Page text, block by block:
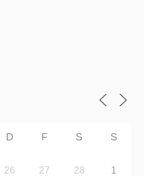
D F S S
26 27 28 1